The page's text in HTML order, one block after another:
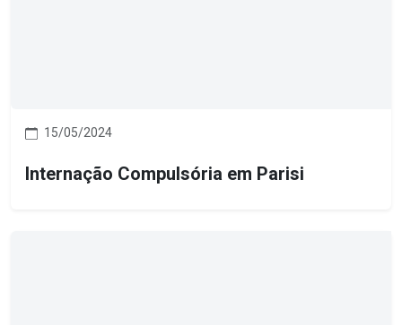
15/05/2024
Internação Compulsória em Parisi